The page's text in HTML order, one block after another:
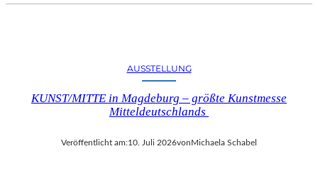
AUSSTELLUNG
KUNST/MITTE in Magdeburg – größte Kunstmesse
Mitteldeutschlands
Veröffentlicht am:10. Juli 2026vonMichaela Schabel